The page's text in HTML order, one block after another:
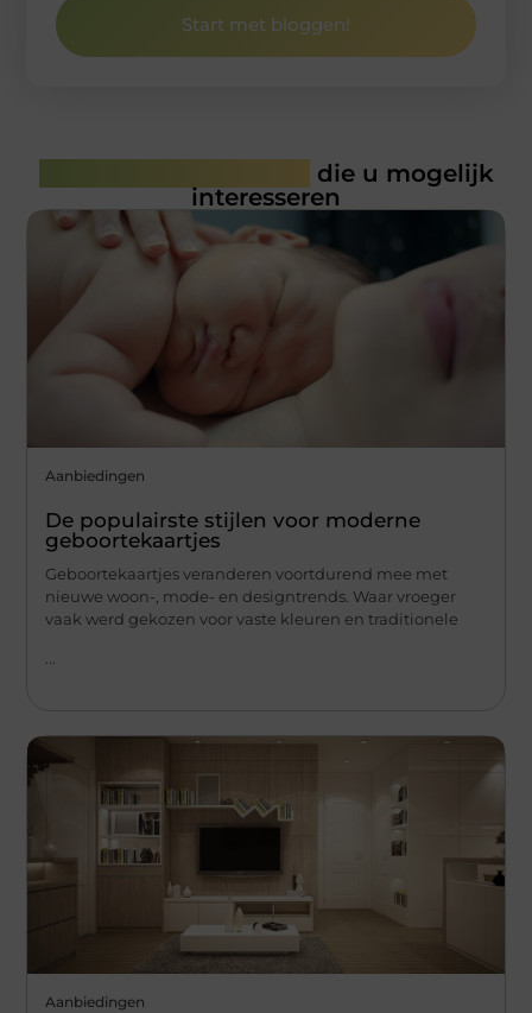
Start met bloggen!
die u mogelijk
interesseren
Aanbiedingen
De populairste stijlen voor moderne
geboortekaartjes
Geboortekaartjes veranderen voortdurend mee met
nieuwe woon-, mode- en designtrends. Waar vroeger
vaak werd gekozen voor vaste kleuren en traditionele
Aanbiedingen